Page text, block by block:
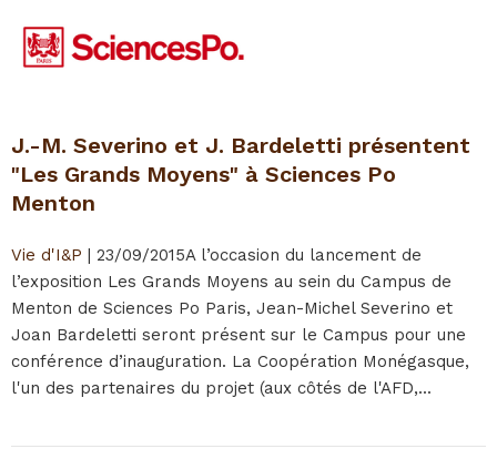
J.-M. Severino et J. Bardeletti présentent
"Les Grands Moyens" à Sciences Po
Menton
Vie d'I&P | 23/09/2015A l’occasion du lancement de
l’exposition Les Grands Moyens au sein du Campus de
Menton de Sciences Po Paris, Jean-Michel Severino et
Joan Bardeletti seront présent sur le Campus pour une
conférence d’inauguration. La Coopération Monégasque,
l'un des partenaires du projet (aux côtés de l'AFD,...